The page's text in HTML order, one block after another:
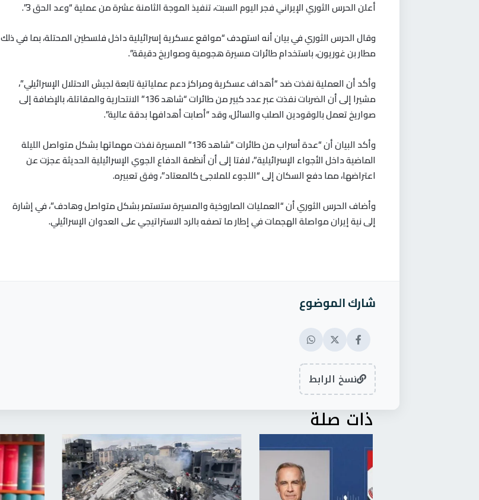
أعلن الحرس الثوري الإيراني فجر اليوم السبت، تنفيذ الموجة الثامنة عشرة من عملية “وعد الحق 3”.
وقال الحرس الثوري في بيان أنه استهدف “مواقع عسكرية إسرائيلية داخل فلسطين المحتلة، بما في ذلك
مطار بن غوريون، باستخدام طائرات مسيرة هجومية وصواريخ دقيقة”.
وأكد أن العملية نفذت ضد “أهداف عسكرية ومراكز دعم عملياتية تابعة لجيش الاحتلال الإسرائيلي”،
مشيرا إلى أن الضربات نفذت عبر عدد كبير من طائرات “شاهد 136” الانتحارية والمقاتلة، بالإضافة إلى
صواريخ تعمل بالوقودين الصلب والسائل، وقد “أصابت أهدافها بدقة عالية”.
وأكد البيان أن “عدة أسراب من طائرات “شاهد 136” المسيرة نفذت مهماتها بشكل متواصل الليلة
الماضية داخل الأجواء الإسرائيلية”، لافتا إلى أن أنظمة الدفاع الجوي الإسرائيلية الحديثة عجزت عن
اعتراضها، مما دفع السكان إلى “اللجوء للملاجئ كالمعتاد”، وفق تعبيره.
وأضاف الحرس الثوري أن “العمليات الصاروخية والمسيرة ستستمر بشكل متواصل وهادف”، في إشارة
إلى نية إيران مواصلة الهجمات في إطار ما تصفه بالرد الاستراتيجي على العدوان الإسرائيلي.
شارك الموضوع
نسخ الرابط
ذات صلة